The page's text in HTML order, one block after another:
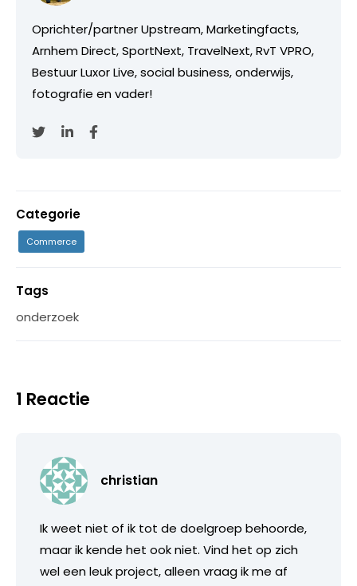
Oprichter/partner Upstream, Marketingfacts,
Arnhem Direct, SportNext, TravelNext, RvT VPRO,
Bestuur Luxor Live, social business, onderwijs,
fotografie en vader!
Categorie
Commerce
Tags
onderzoek
1 Reactie
christian
Ik weet niet of ik tot de doelgroep behoorde,
maar ik kende het ook niet. Vind het op zich
wel een leuk project, alleen vraag ik me af